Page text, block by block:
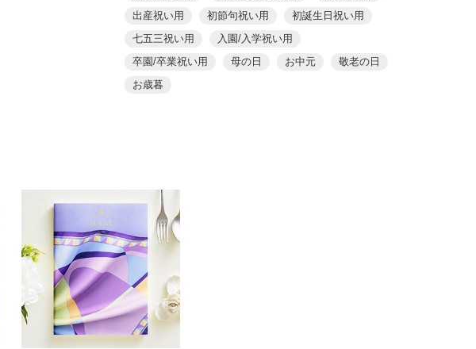
出産祝い用
初節句祝い用
初誕生日祝い用
七五三祝い用
入園/入学祝い用
卒園/卒業祝い用
母の日 お中元
敬老の日
お歳暮